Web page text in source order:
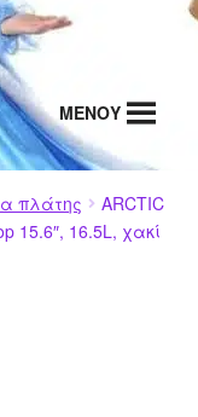
MENΟΥ
πλάτης
ARCTIC
15.6″, 16.5L, χακί